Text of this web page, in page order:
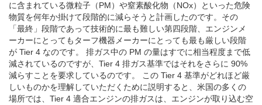
に含まれている微粒子（PM）や窒素酸化物（NOx）といった危険
物質を何年か掛けて段階的に減らそうと計画したのです。その
「最終」段階であって技術的に最も難しい第四段階、エンジンメ
ーカーにとってもターフ機器メーカーにとっても最も厳しい段階
が Tier 4 なのです。 排ガス中の PM の量はすでに相当程度まで低
減されているのですが、Tier 4 排ガス基準ではそれをさらに 90%
減らすことを要求しているのです。 この Tier 4 基準がどれほど厳
しいものかを理解していただくために説明すると、米国の多くの
場所では、Tier 4 適合エンジンの排ガスは、エンジンが取り込む空